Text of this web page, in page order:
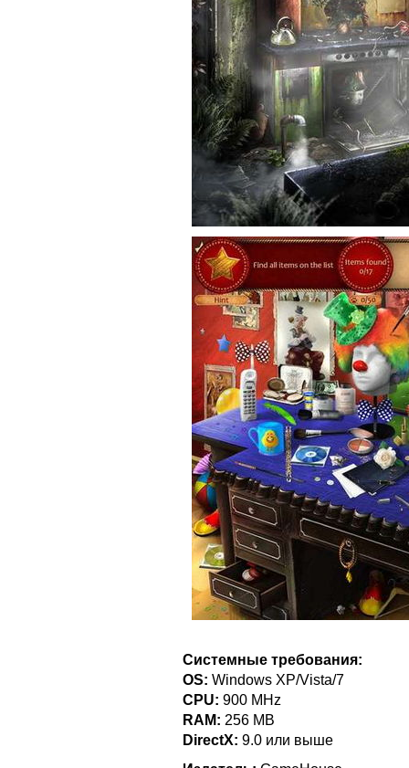
Системные требования:
OS: Windows XP/Vista/7
CPU: 900 MHz
RAM: 256 MB
DirectX: 9.0 или выше